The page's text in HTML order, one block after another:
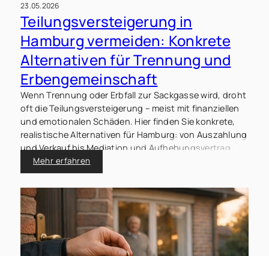
23.05.2026
Teilungsversteigerung in
Hamburg vermeiden: Konkrete
Alternativen für Trennung und
Erbengemeinschaft
Wenn Trennung oder Erbfall zur Sackgasse wird, droht
oft die Teilungsversteigerung – meist mit finanziellen
und emotionalen Schäden. Hier finden Sie konkrete,
realistische Alternativen für Hamburg: von Auszahlung
und Verkauf bis Mediation und Aufhebungsvertrag.
Mehr erfahren